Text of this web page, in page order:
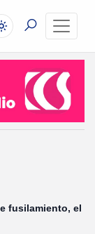
fusilamiento, el